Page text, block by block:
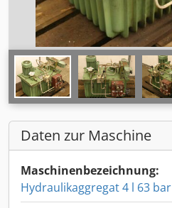
Daten zur Maschine
Maschinenbezeichnung:
Hydraulikaggregat 4 l 63 bar